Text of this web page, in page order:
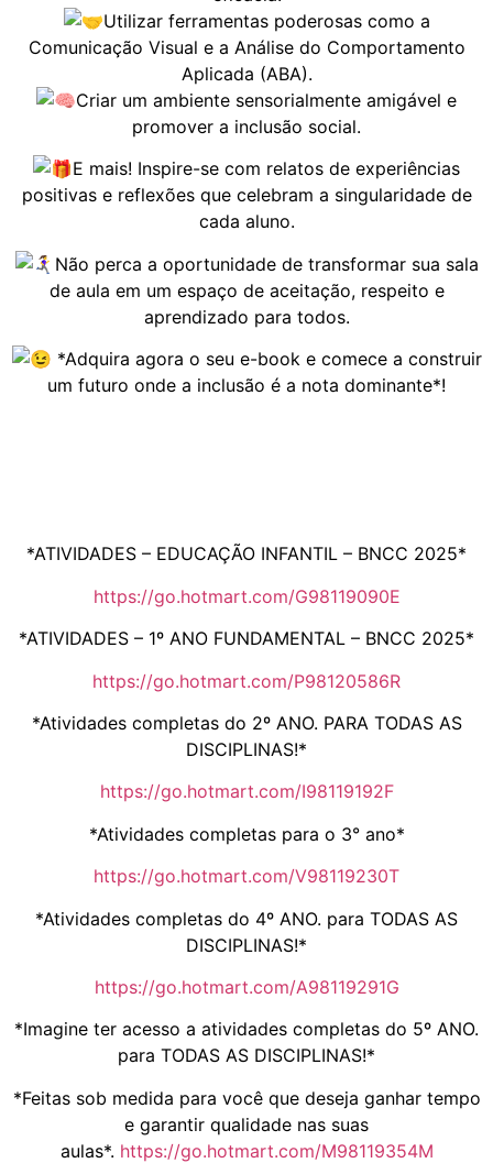
Utilizar ferramentas poderosas como a
Comunicação Visual e a Análise do Comportamento
Aplicada (ABA).
Criar um ambiente sensorialmente amigável e
promover a inclusão social.
E mais! Inspire-se com relatos de experiências
positivas e reflexões que celebram a singularidade de
cada aluno.
Não perca a oportunidade de transformar sua sala
de aula em um espaço de aceitação, respeito e
aprendizado para todos.
*Adquira agora o seu e-book e comece a construir
um futuro onde a inclusão é a nota dominante*!
*ATIVIDADES – EDUCAÇÃO INFANTIL – BNCC 2025*
https://go.hotmart.com/G98119090E
*ATIVIDADES – 1º ANO FUNDAMENTAL – BNCC 2025*
https://go.hotmart.com/P98120586R
*Atividades completas do 2º ANO. PARA TODAS AS
DISCIPLINAS!*
https://go.hotmart.com/I98119192F
*Atividades completas para o 3° ano*
https://go.hotmart.com/V98119230T
*Atividades completas do 4º ANO. para TODAS AS
DISCIPLINAS!*
https://go.hotmart.com/A98119291G
*Imagine ter acesso a atividades completas do 5º ANO.
para TODAS AS DISCIPLINAS!*
*Feitas sob medida para você que deseja ganhar tempo
e garantir qualidade nas suas
aulas*. https://go.hotmart.com/M98119354M